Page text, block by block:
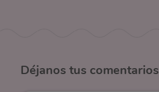
Déjanos tus comentarios